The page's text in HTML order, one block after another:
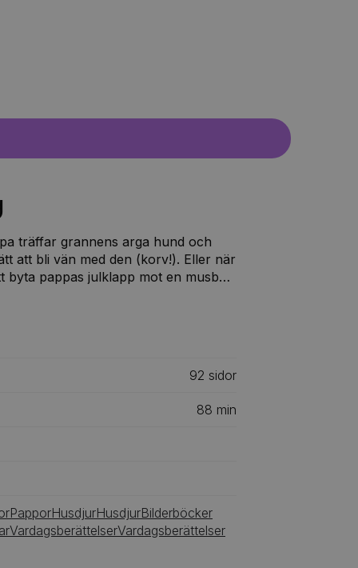
träffar grannens arga hund och
att bli vän med den (korv!). Eller när
pappas julklapp mot en musbur
Och kan låna alla böcker
92 ‎‎ sidor
88 min
PapporHusdjurHusdjurBilderböcker
VardagsberättelserVardagsberättelser